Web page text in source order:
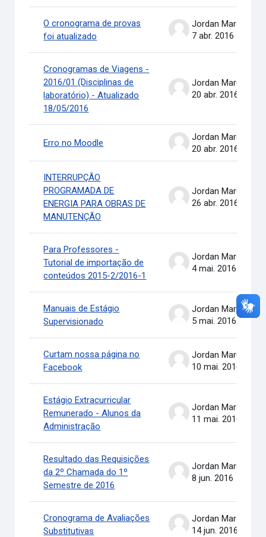
O cronograma de provas
foi atualizado
7 abr. 2016
Cronogramas de Viagens -
2016/01 (Disciplinas de
laboratório) - Atualizado
18/05/2016
20 abr. 2016
Erro no Moodle
20 abr. 2016
INTERRUPÇÃO
PROGRAMADA DE
ENERGIA PARA OBRAS DE
MANUTENÇÃO
26 abr. 2016
Para Professores -
Tutorial de importação de
conteúdos 2015-2/2016-1
4 mai. 2016
Manuais de Estágio
Supervisionado
5 mai. 2016
Curtam nossa página no
Facebook
10 mai. 2016
Estágio Extracurricular
Remunerado - Alunos da
Administração
11 mai. 2016
Resultado das Requisições
da 2º Chamada do 1º
Semestre de 2016
8 jun. 2016
Cronograma de Avaliações
Substitutivas
14 jun. 2016